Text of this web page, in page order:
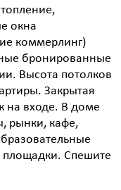
окна
коммерлинг)
бронированные
Высота потолков
Закрытая
на входе. В доме
рынки, кафе,
площадки. Спешите